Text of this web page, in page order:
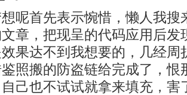
呢首先表示惋惜，懒人我搜
章，把现呈的代码应用后发
果达不到我想要的，几经周
照搬的防盗链给完成了，恨
己也不试试就拿来填充，害